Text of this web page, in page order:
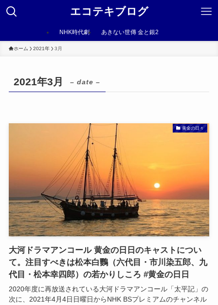
エコテキブログ
NHK時代劇 あきない世傳 金と銀2
ホーム 2021年 3月
2021年3月 – date –
黄金の日々
大河ドラマアンコール 黄金の日日のキャストについ
て。注目すべきは松本白鸚（六代目・市川染五郎、九
代目・松本幸四郎）の若かりしころ #黄金の日日
2020年度に再放送されている大河ドラマアンコール「太平記」の
次に、2021年4月4日日曜日からNHK BSプレミアムのチャンネル